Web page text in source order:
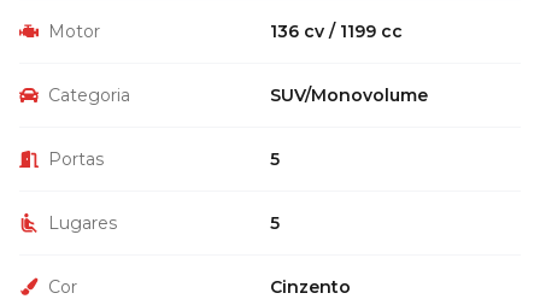
Motor 136 cv / 1199 cc
Categoria SUV/Monovolume
Portas 5
Lugares 5
Cor Cinzento